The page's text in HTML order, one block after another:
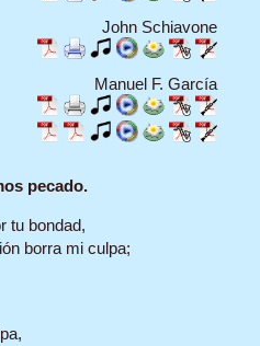
John Schiavone
Manuel F. García
pecado.
tu bondad,
borra mi culpa;